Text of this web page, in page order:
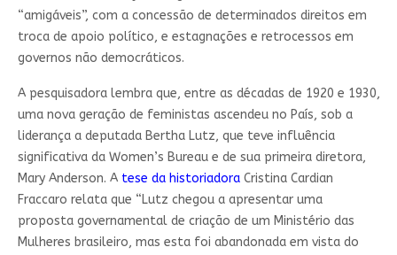
“amigáveis”, com a concessão de determinados direitos em
troca de apoio político, e estagnações e retrocessos em
governos não democráticos.
A pesquisadora lembra que, entre as décadas de 1920 e 1930,
uma nova geração de feministas ascendeu no País, sob a
liderança a deputada Bertha Lutz, que teve influência
significativa da Women’s Bureau e de sua primeira diretora,
Mary Anderson. A tese da historiadora Cristina Cardian
Fraccaro relata que “Lutz chegou a apresentar uma
proposta governamental de criação de um Ministério das
Mulheres brasileiro, mas esta foi abandonada em vista do